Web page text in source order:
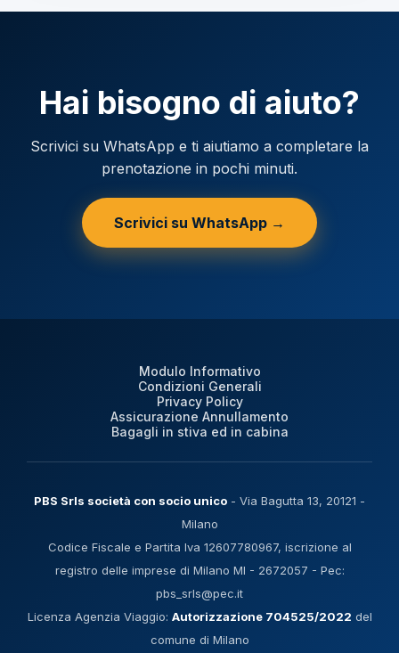
Hai bisogno di aiuto?
Scrivici su WhatsApp e ti aiutiamo a completare la
prenotazione in pochi minuti.
Scrivici su WhatsApp →
Modulo Informativo
Condizioni Generali
Privacy Policy
Assicurazione Annullamento
Bagagli in stiva ed in cabina
PBS Srls società con socio unico - Via Bagutta 13, 20121 -
Milano
Codice Fiscale e Partita Iva 12607780967, iscrizione al
registro delle imprese di Milano MI - 2672057 - Pec:
pbs_srls@pec.it
Licenza Agenzia Viaggio: Autorizzazione 704525/2022 del
comune di Milano